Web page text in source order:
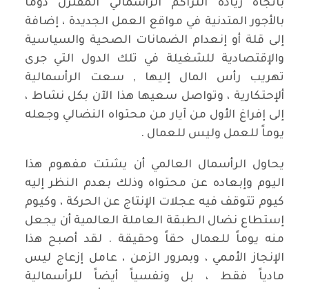
باتجاه زيادة التراكم الرأسمالي المقترن دوماً
بالأجور المتدنية في مواقع العمل الجديدة ، إضافة
إلى قلة أو إنعدام الضمانات الصحية والسياسية
والإقتصادية للشغيلة في تلك الدول التي جرى
تهريب رأس المال إليها , سعت الرأسمالية
ألإحتكارية ، وتواصل سعيها هذا الآن بكل نشاط ،
إلى إفراغ الأول من آيار من محتواه النضالي وجعله
يوماً للعمل وليس للعمال .
يحاول الرأسمال العالمي أن يشتت مفهوم هذا
اليوم وإبعاده عن محتواه وذلك بعدم النظر إليه
كيوم تتوقف فيه عجلات الإنتاج عن الحركة ، وكيوم
إستطاع نضال الطبقة العاملة العالمية أن يجعل
منه يوماً للعمال حقاً وحقيقة . لقد أصبح هذا
الإنجاز الأممي ، وبمرور الزمن ، عامل إزعاج ليس
مادياً فقط ، بل ونفسياً أيضاً للرأسمالية